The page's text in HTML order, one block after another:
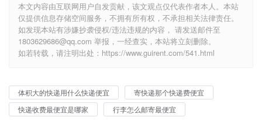
本文内容由互联网用户自发贡献，该文观点仅代表作者本人。本站
仅提供信息存储空间服务，不拥有所有权，不承担相关法律责任。
如发现本站有涉嫌抄袭侵权/违法违规的内容， 请发送邮件至
1803629686@qq.com 举报，一经查实，本站将立刻删除。
如若转载，请注明出处：https://www.guirent.com/541.html
体积大的快递用什么快递便宜
寄快递那个快递费便宜
快递收费最便宜是哪家
行李怎么邮寄最便宜